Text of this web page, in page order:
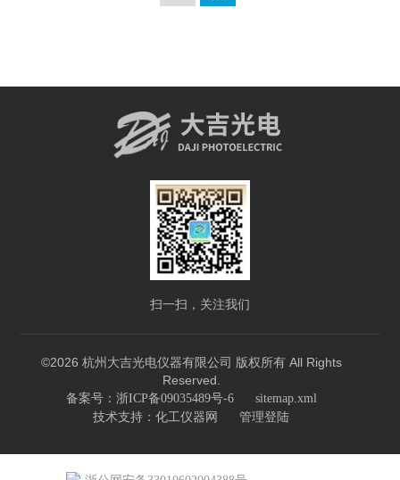
扫一扫，关注我们
©2026 杭州大吉光电仪器有限公司 版权所有 All Rights
Reserved.
备案号：浙ICP备09035489号-6 sitemap.xml
技术支持： 化工仪器网 管理登陆